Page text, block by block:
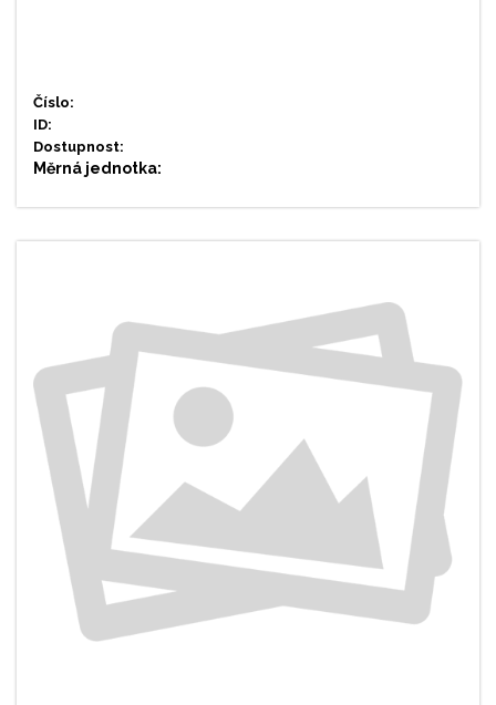
Číslo:
ID:
Dostupnost:
Měrná jednotka: